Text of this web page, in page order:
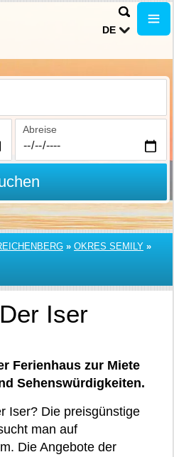
DE
Abreise
» OKRES SEMILY »
Iser
Ferienhaus zur Miete
Sehenswürdigkeiten.
Iser? Die preisgünstige
man auf
Die Angebote der